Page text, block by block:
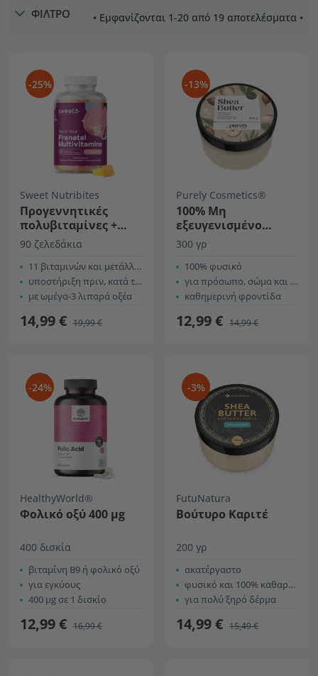
ΦΙΛΤΡΟ • Εμφανίζονται 1-20 από 19 αποτελέσματα •
-25%
Sweet Nutribites
Προγεννητικές
πολυβιταμίνες +
ωμέγα-3
90 ζελεδάκια
11 βιταμινών και μετάλλων
υποστήριξη πριν, κατά τη διάρκεια και μετά την εγκυμοσύνη
με ωμέγα-3 λιπαρά οξέα
14,99 € 19,99 €
-13%
Purely Cosmetics®
100% Mη
εξευγενισμένο
βούτυρο καριτέ
300 γρ
100% φυσικό
για πρόσωπο, σώμα και μαλλιά
καθημερινή φροντίδα
12,99 € 14,99 €
-24%
HealthyWorld®
Φολικό οξύ 400 µg
400 δισκία
βιταμίνη Β9 ή φολικό οξύ
για εγκύους
400 µg σε 1 δισκίο
12,99 € 16,99 €
-3%
FutuNatura
Βούτυρο Καριτέ
200 γρ
ακατέργαστο
φυσικό και 100% καθαρό βούτυρο
για πολύ ξηρό δέρμα
14,99 € 15,49 €